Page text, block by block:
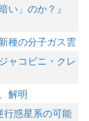
い」のか？』
種の分子ガス雲
ャコビニ・クレ
解明
行惑星系の可能